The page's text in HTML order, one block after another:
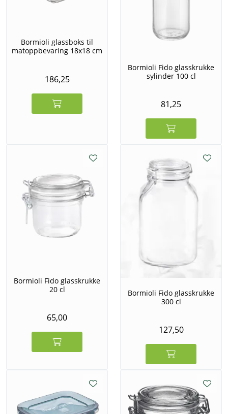
Bormioli glassboks til
matoppbevaring 18x18 cm
186,25
Bormioli Fido glasskrukke
sylinder 100 cl
81,25
Bormioli Fido glasskrukke
20 cl
65,00
Bormioli Fido glasskrukke
300 cl
127,50